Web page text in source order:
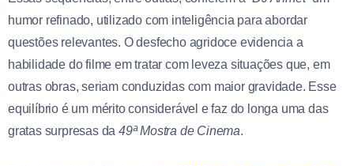
humor refinado, utilizado com inteligência para abordar
questões relevantes. O desfecho agridoce evidencia a
habilidade do filme em tratar com leveza situações que, em
outras obras, seriam conduzidas com maior gravidade. Esse
equilíbrio é um mérito considerável e faz do longa uma das
gratas surpresas da49ª Mostra de Cinema.